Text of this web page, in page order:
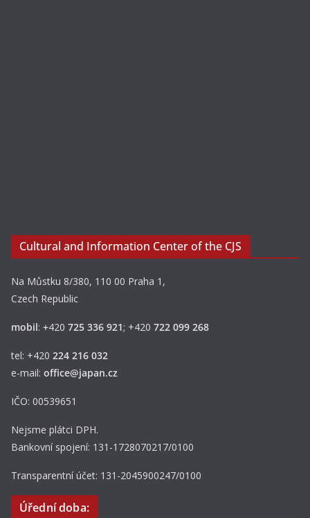
Cultural and Information Center of the CJS
Na Můstku 8/380, 110 00 Praha 1,
Czech Republic
mobil: +420 725 336 921; +420 722 099 268
tel: +420 224 216 032
e-mail: office@japan.cz
IČO: 00539651
Nejsme plátci DPH.
Bankovní spojení: 131-1728070217/0100
Transparentní účet: 131-2045900247/0100
Úřední doba: